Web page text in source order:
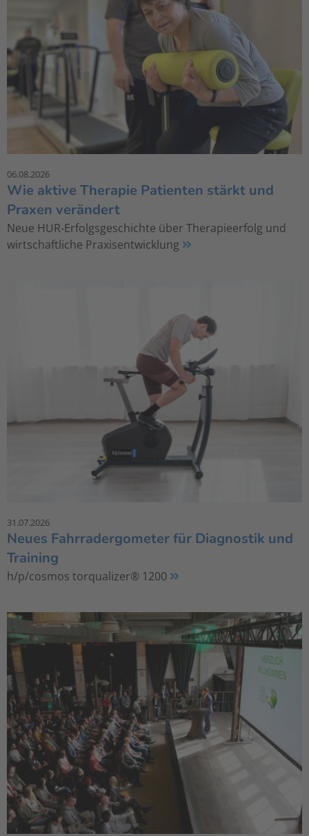
06.08.2026
Wie aktive Therapie Patienten stärkt und
Praxen verändert
Neue HUR-Erfolgsgeschichte über Therapieerfolg und
wirtschaftliche Praxisentwicklung
31.07.2026
Neues Fahrradergometer für Diagnostik und
Training
h/p/cosmos torqualizer® 1200